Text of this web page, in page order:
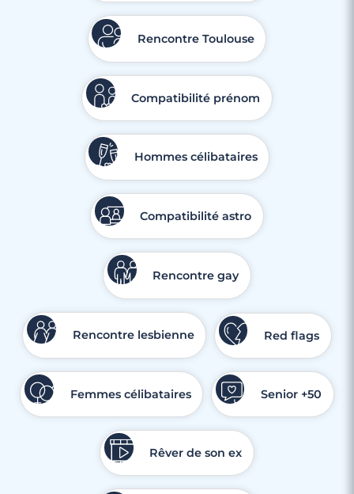
Rencontre Toulouse
Compatibilité prénom
Hommes célibataires
Compatibilité astro
Rencontre gay
Rencontre lesbienne Red flags
Femmes célibataires Senior +50
Rêver de son ex